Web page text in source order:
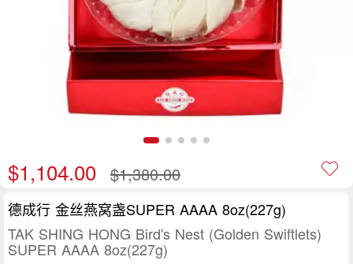
$1,104.00 $1,380.00
德成行 金丝燕窝盏SUPER AAAA 8oz(227g)
TAK SHING HONG Bird's Nest (Golden Swiftlets)
SUPER AAAA 8oz(227g)